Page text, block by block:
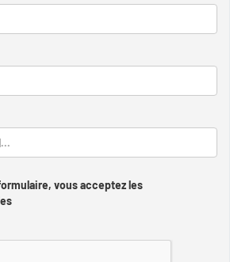
vous acceptez les